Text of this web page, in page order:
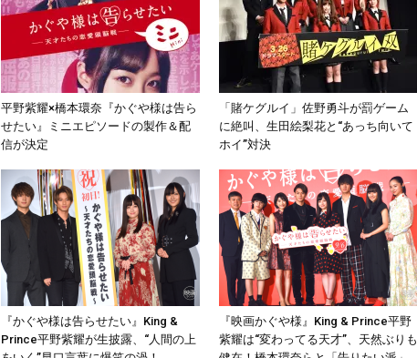
平野紫耀×橋本環奈『かぐや様は告ら
せたい』ミニエピソードの製作＆配
信が決定
「賭ケグルイ」佐野勇斗が罰ゲーム
に絶叫、生田絵梨花と“あっち向いて
ホイ”対決
『かぐや様は告らせたい』King &
Prince平野紫耀が生披露、“人間の上
『映画かぐや様』King & Prince平野
紫耀は“変わってる天才”、天然ぶりも